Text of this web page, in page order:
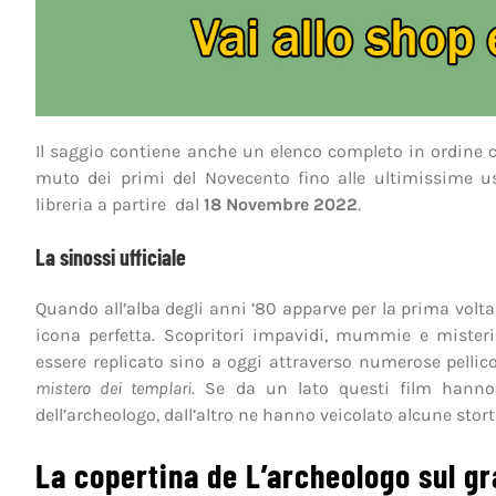
Il saggio contiene anche un elenco completo in
muto dei primi del Novecento fino alle ultimissime
libreria a partire dal 18 Novembre 2022.
La sinossi ufficiale
Quando all’alba degli anni ’80 apparve per la prima
icona perfetta. Scopritori impavidi, mummie e
essere replicato sino a oggi attraverso numerose
mistero dei templari. Se da un lato questi film
dell’archeologo, dall’altro ne hanno veicolato alcune
La copertina de L’archeologo sul